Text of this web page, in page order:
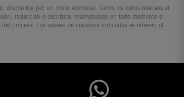
disponible por un coste adicional. Todos los datos relativos al
redacción o escritura; reservándose en todo momento el
proceso. Los valores de consumo indicados se refieren al